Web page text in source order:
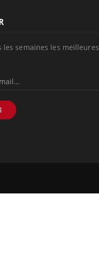
les semaines les meilleures